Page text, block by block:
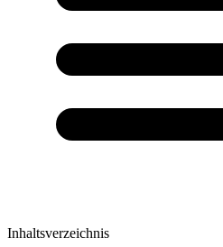
Inhaltsverzeichnis